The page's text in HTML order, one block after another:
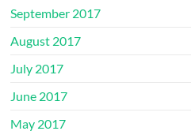
September 2017
August 2017
July 2017
June 2017
May 2017